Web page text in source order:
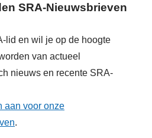
SRA-Nieuwsbrieven
lid en wil je op de hoogte
van actueel
nieuws en recente SRA-
aan voor onze
.